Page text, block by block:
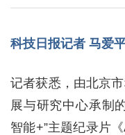
科技日报记者 马爱
记者获悉，由北京
展与研究中心承制
智能+”主题纪录片